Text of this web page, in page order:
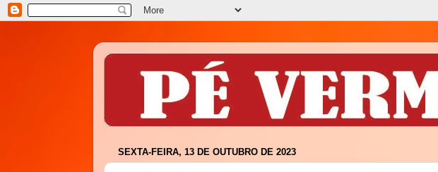
SEXTA-FEIRA, 13 DE OUTUBRO DE 2023